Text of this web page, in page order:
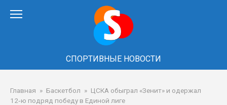
СПОРТИВНЫЕ НОВОСТИ
Главная » Баскетбол » ЦСКА обыграл «Зенит» и одержал
12‑ю подряд победу в Единой лиге